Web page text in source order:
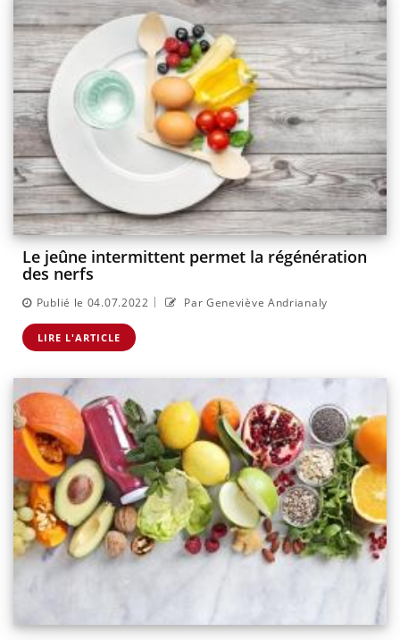
Le jeûne intermittent permet la régénération
des nerfs
Publié le 04.07.2022 | Par Geneviève Andrianaly
LIRE L'ARTICLE